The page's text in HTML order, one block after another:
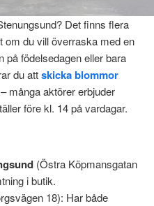
En guide till snabba
guide till
LindgrenAv
Det finns flera
om du vill överraska med en
på födelsedagen eller bara
du attskicka blommor
många aktörer erbjuder
före kl. 14 på vardagar.
(Östra Köpmansgatan
i butik.
18): Har både